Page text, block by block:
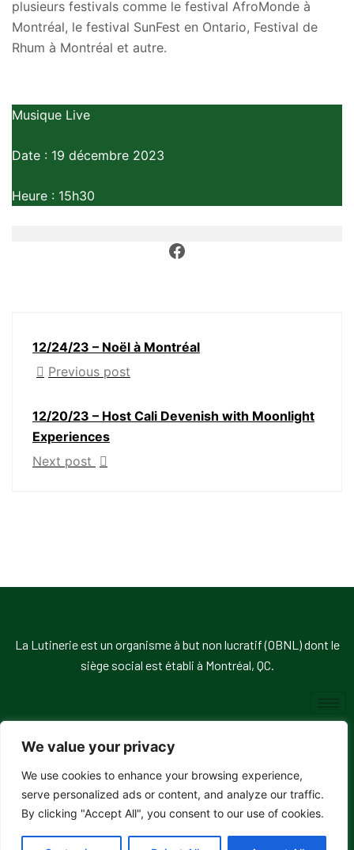
We value your privacy
We use cookies to enhance your browsing experience,
serve personalized ads or content, and analyze our traffic.
By clicking "Accept All", you consent to our use of cookies.
plusieurs festivals comme le festival AfroMonde à
Montréal, le festival SunFest en Ontario, Festival de
Rhum à Montréal et autre.
Musique Live
Date : 19 décembre 2023
Heure : 15h30
12/24/23 – Noël à Montréal
Previous post
12/20/23 – Host Cali Devenish with Moonlight
Experiences
Next post
La Lutinerie est un organisme à but non lucratif (OBNL) dont le
siège social est établi à Montréal, QC.
© 2026, La Lutinerie. Tous droits réservés.